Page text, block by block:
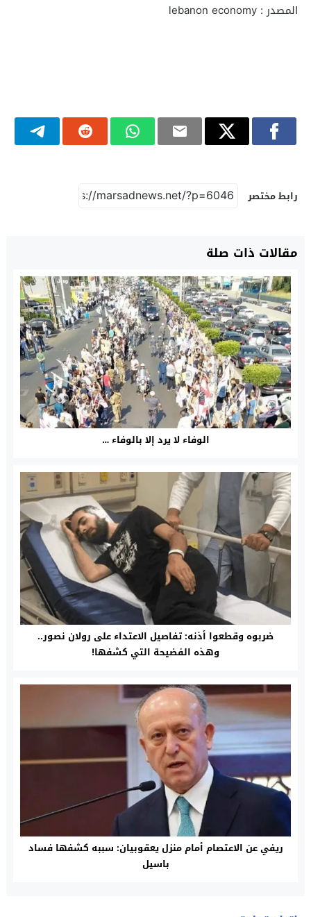
المصدر : lebanon economy
رابط مختصر
مقالات ذات صلة
الوفاء لا يرد إلا بالوفاء …
ضربوه وقطعوا أذنه: تفاصيل الاعتداء على رولان نصور..
وهذه الفضيحة التي كشفها!
ريفي عن الاعتصام أمام منزل يعقوبيان: سببه كشفها فساد
باسيل